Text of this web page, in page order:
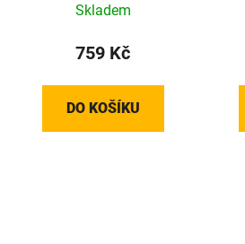
Skladem
759 Kč
DO KOŠÍKU